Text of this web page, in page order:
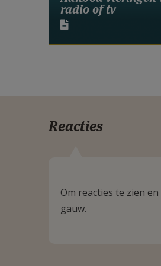
radio of tv
Reacties
Om reacties te zien
gauw.